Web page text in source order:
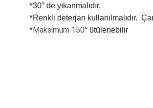
*30° de yıkanmalıdır.
*Renkli deterjan kullanılmalıdır.
*Maksimum 150° ütülenebilir